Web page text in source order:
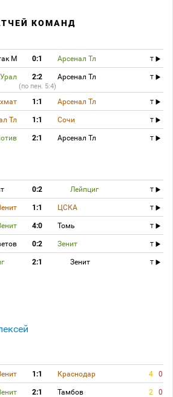
КОМАНД
М 0:1 Арсенал Тл
T
Урал 2:2 Арсенал Тл T
(по пен. 5:4)
1:1 Арсенал Тл
T
Тл 1:1 Сочи
T
2:1 Арсенал Тл T
0:2 Лейпциг
T
1:1 ЦСКА
T
4:0 Томь
T
0:2 Зенит
T
2:1 Зенит T
1:1 Краснодар 4 0
2:1 Тамбов 2 0